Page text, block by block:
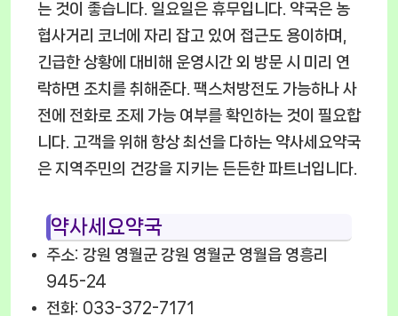
는 것이 좋습니다. 일요일은 휴무입니다. 약국은 농
협사거리 코너에 자리 잡고 있어 접근도 용이하며,
긴급한 상황에 대비해 운영시간 외 방문 시 미리 연
락하면 조치를 취해준다. 팩스처방전도 가능하나 사
전에 전화로 조제 가능 여부를 확인하는 것이 필요합
니다. 고객을 위해 항상 최선을 다하는 약사세요약국
은 지역주민의 건강을 지키는 든든한 파트너입니다.
약사세요약국
주소: 강원 영월군 강원 영월군 영월읍 영흥리
945-24
전화: 033-372-7171